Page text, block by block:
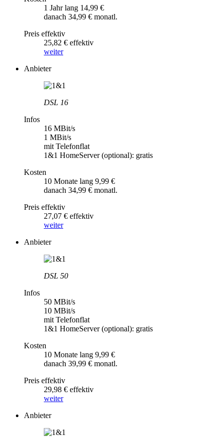
1 Jahr lang 14,99 €
danach 34,99 € monatl.
Preis effektiv
25,82 € effektiv
weiter
Anbieter
DSL 16
Infos
16 MBit/s
1 MBit/s
mit Telefonflat
1&1 HomeServer (optional): gratis
Kosten
10 Monate lang 9,99 €
danach 34,99 € monatl.
Preis effektiv
27,07 € effektiv
weiter
Anbieter
DSL 50
Infos
50 MBit/s
10 MBit/s
mit Telefonflat
1&1 HomeServer (optional): gratis
Kosten
10 Monate lang 9,99 €
danach 39,99 € monatl.
Preis effektiv
29,98 € effektiv
weiter
Anbieter